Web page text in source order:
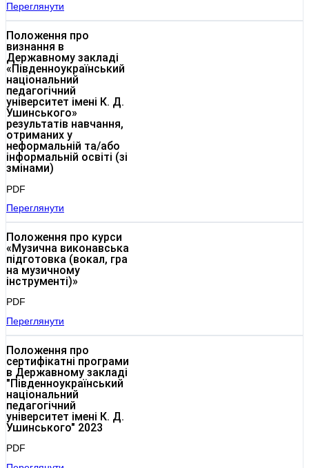
Переглянути
Положення про
визнання в
Державному закладі
«Південноукраїнський
національний
педагогічний
університет імені К. Д.
Ушинського»
результатів навчання,
отриманих у
неформальній та/або
інформальній освіті (зі
змінами)
PDF
Переглянути
Положення про курси
«Музична виконавська
підготовка (вокал, гра
на музичному
інструменті)»
PDF
Переглянути
Положення про
сертифікатні програми
в Державному закладі
"Південноукраїнський
національний
педагогічний
університет імені К. Д.
Ушинського" 2023
PDF